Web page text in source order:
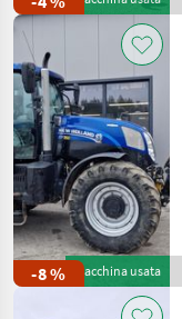
-8 % Macchina usata